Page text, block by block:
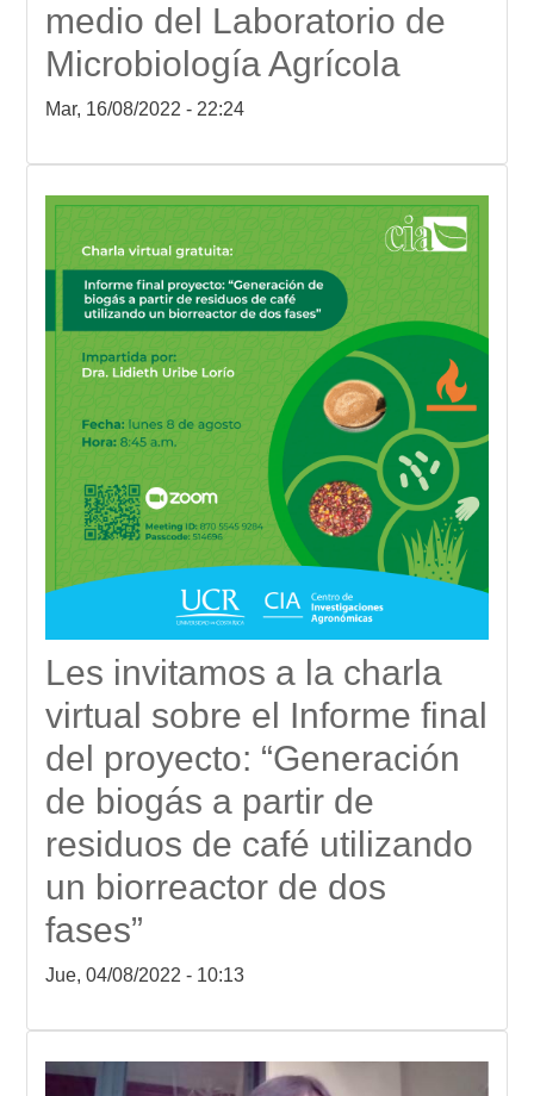
medio del Laboratorio de
Microbiología Agrícola
Mar, 16/08/2022 - 22:24
Les invitamos a la charla
virtual sobre el Informe final
del proyecto: “Generación
de biogás a partir de
residuos de café utilizando
un biorreactor de dos
fases”
Jue, 04/08/2022 - 10:13